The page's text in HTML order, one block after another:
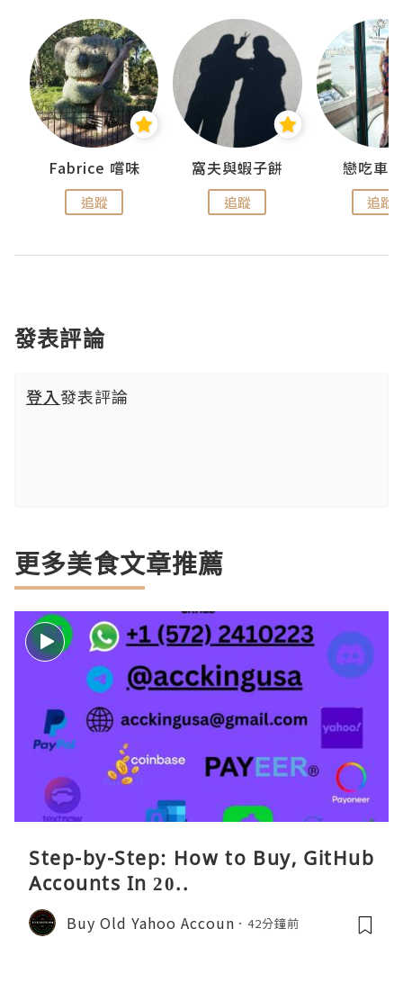
Fabrice 嚐味
追蹤
窩夫與蝦子餅
追蹤
戀吃車
追蹤
發表評論
登入發表評論
更多美食文章推薦
Step-by-Step: How to Buy, GitHub
Accounts In 20..
Buy Old Yahoo Accoun 42分鐘前